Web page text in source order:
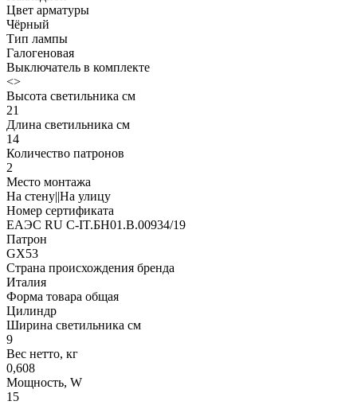
Цвет арматуры
Чёрный
Тип лампы
Галогеновая
Выключатель в комплекте
<>
Высота светильника см
21
Длина светильника см
14
Количество патронов
2
Место монтажа
На стену||На улицу
Номер сертификата
ЕАЭС RU C-IT.БН01.В.00934/19
Патрон
GX53
Страна происхождения бренда
Италия
Форма товара общая
Цилиндр
Ширина светильника см
9
Вес нетто, кг
0,608
Мощность, W
15